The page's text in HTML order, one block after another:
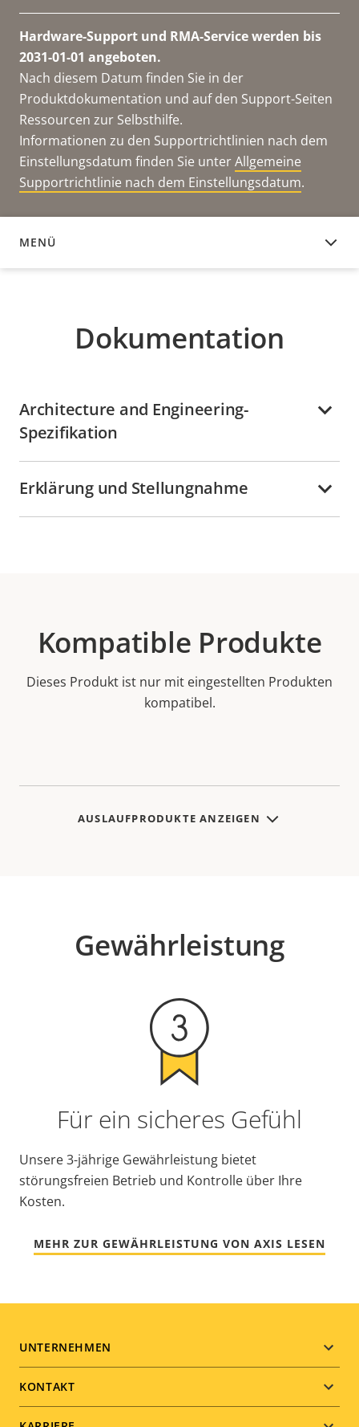
Hardware-Support und RMA-Service werden bis
2031-01-01 angeboten.
Nach diesem Datum finden Sie in der
Produktdokumentation und auf den Support-Seiten
Ressourcen zur Selbsthilfe.
Informationen zu den Supportrichtlinien nach dem
Einstellungsdatum finden Sie unterAllgemeine
Supportrichtlinie nach dem Einstellungsdatum.
MENÜ
DOKUMENTATION
Dokumentation
Architecture and Engineering-
Spezifikation
Erklärung und Stellungnahme
Kompatible Produkte
Dieses Produkt ist nur mit eingestellten Produkten
kompatibel.
AUSLAUFPRODUKTE ANZEIGEN
Gewährleistung
Für ein sicheres Gefühl
Unsere 3-jährige Gewährleistung bietet
störungsfreien Betrieb und Kontrolle über Ihre
Kosten.
MEHR ZUR GEWÄHRLEISTUNG VON AXIS LESEN
Footer
menu
UNTERNEHMEN
KONTAKT